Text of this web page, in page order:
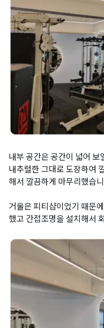
내부 공간은 공간이 넓어 보
내추럴한 그대로 도장하여
해서 깔끔하게 마무리했습
거울은 피티샵이었기 때문
했고 간접조명을 설치해서